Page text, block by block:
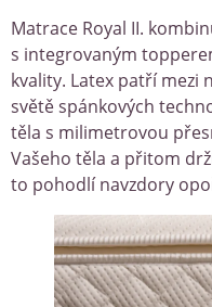
Matrace Royal II.
s integrovaným
kvality. Latex patří mezi
světě spánkových
těla s milimetrovou
Vašeho těla a přitom
to pohodlí navzdory